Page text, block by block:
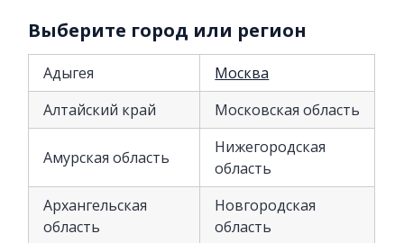
Выберите город или регион
Адыгея
Москва
Алтайский край
Московская область
Амурская область
Нижегородская
область
Архангельская
область
Новгородская
область